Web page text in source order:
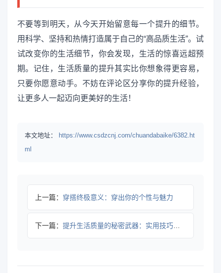
不要等到明天，从今天开始留意每一个提升的细节。
用科学、坚持和热情打造属于自己的“高品质生活”。试
试改变你的生活细节，你会发现，生活的惊喜远超预
期。记住，生活质量的提升其实比你想象得更容易，
只要你愿意动手。不妨在评论区分享你的提升经验，
让更多人一起迈向更美好的生活！
本文地址：
https://www.csdzcnj.com/chuandabaike/6382.ht
ml
上一篇： 穿搭终极意义：穿出你的个性与魅力
下一篇： 提升生活质量的秘密武器：实用技巧与激情指南